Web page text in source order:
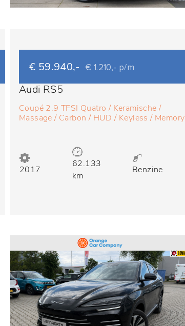
€ 59.940,- € 1.210,- p/m
Audi RS5
Coupé 2.9 TFSI Quatro / Keramische /
Massage / Carbon / HUD / Keyless / Memory
2017
62.133
km
Benzine